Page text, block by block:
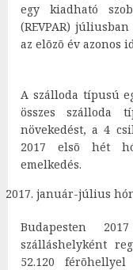
egy kiadható
(REVPAR)
az elõzõ év azonos
A szálloda típusú
összes szálloda
növekedést, a 4
2017 elsõ hét
emelkedés.
január-július
Budapesten
szálláshelyként
52.120